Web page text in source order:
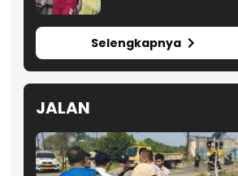
Selengkapnya
JALAN